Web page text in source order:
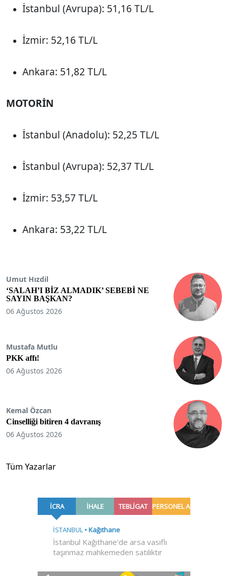
İstanbul (Avrupa): 51,16 TL/L
İzmir: 52,16 TL/L
Ankara: 51,82 TL/L
MOTORİN
İstanbul (Anadolu): 52,25 TL/L
İstanbul (Avrupa): 52,37 TL/L
İzmir: 53,57 TL/L
Ankara: 53,22 TL/L
Umut Hızdil
‘SALAH’I BİZ ALMADIK’ SEBEBİ NE
SAYIN BAŞKAN?
06 Ağustos 2026
Mustafa Mutlu
PKK affı!
06 Ağustos 2026
Kemal Özcan
Cinselliği bitiren 4 davranış
06 Ağustos 2026
Tüm Yazarlar